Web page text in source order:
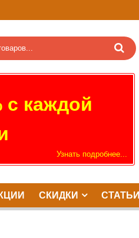
с каждой
Узнать подробнее...
СКИДКИ СТАТЬИ